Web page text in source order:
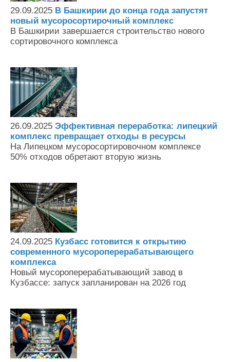
29.09.2025 В Башкирии до конца года запустят
новый мусоросортирочный комплекс
В Башкирии завершается строительство нового
сортировочного комплекса
26.09.2025 Эффективная переработка: липецкий
комплекс превращает отходы в ресурсы
На Липецком мусоросортировочном комплексе
50% отходов обретают вторую жизнь
24.09.2025 Кузбасс готовится к открытию
современного мусороперерабатывающего
комплекса
Новый мусороперерабатывающий завод в
Кузбассе: запуск запланирован на 2026 год